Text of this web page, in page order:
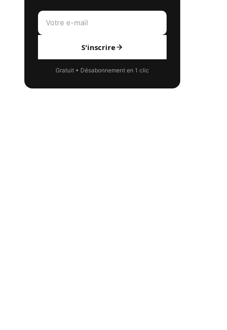
S'inscrire
Gratuit • Désabonnement en 1 clic